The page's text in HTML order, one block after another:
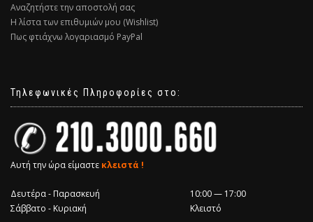
Αναζητήστε την αποστολή σας
Η λίστα των επιθυμιών μου (Wishlist)
Πως φτιάχνω λογαριασμό PayPal
Τηλεφωνικές Πληροφορίες στο:
Αυτή την ώρα είμαστε κλειστά !
Δευτέρα - Παρασκευή
10:00 — 17:00
Σάββατο - Κυριακή
Κλειστό